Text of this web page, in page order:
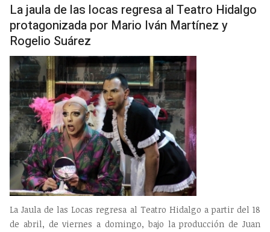
La jaula de las locas regresa al Teatro Hidalgo
protagonizada por Mario Iván Martínez y
Rogelio Suárez
La Jaula de las Locas regresa al Teatro Hidalgo a partir del 18
de abril, de viernes a domingo, bajo la producción de Juan